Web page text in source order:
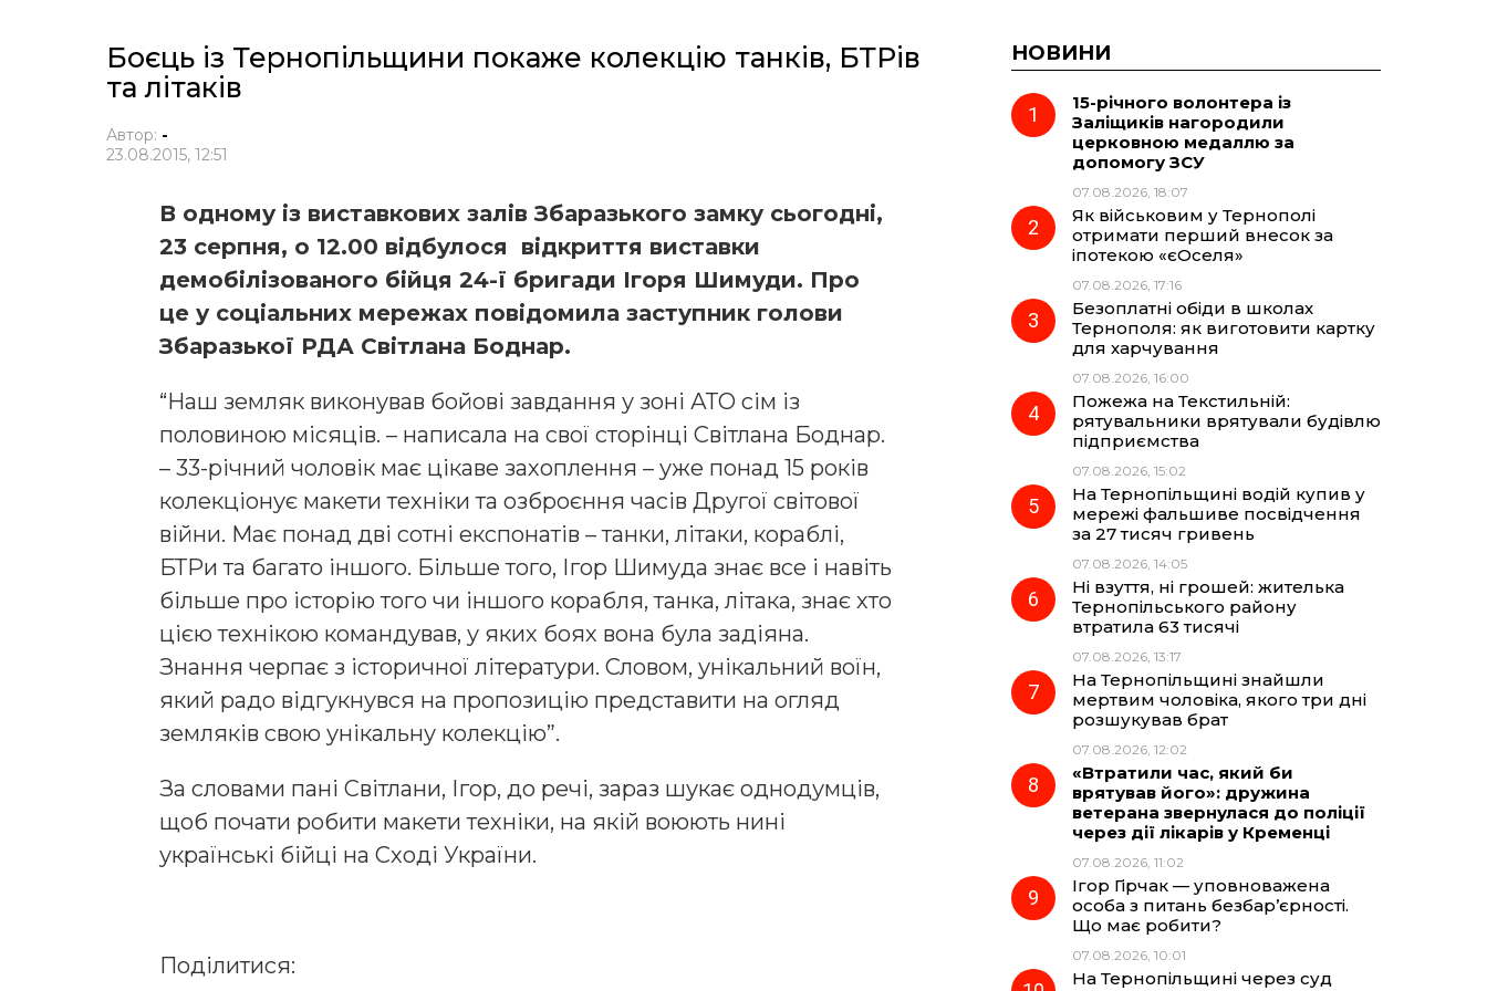
Боєць із Тернопільщини покаже колекцію танків, БТРів
та літаків
Автор: -
23.08.2015, 12:51
В одному із виставкових залів Збаразького замку сьогодні,
23 серпня, о 12.00 відбулося відкриття виставки
демобілізованого бійця 24-ї бригади Ігоря Шимуди. Про
це у соціальних мережах повідомила заступник голови
Збаразької РДА Світлана Боднар.
“Наш земляк виконував бойові завдання у зоні АТО сім із
половиною місяців. – написала на свої сторінці Світлана Боднар.
– 33-річний чоловік має цікаве захоплення – уже понад 15 років
колекціонує макети техніки та озброєння часів Другої світової
війни. Має понад дві сотні експонатів – танки, літаки, кораблі,
БТРи та багато іншого. Більше того, Ігор Шимуда знає все і навіть
більше про історію того чи іншого корабля, танка, літака, знає хто
цією технікою командував, у яких боях вона була задіяна.
Знання черпає з історичної літератури. Словом, унікальний воїн,
який радо відгукнувся на пропозицію представити на огляд
земляків свою унікальну колекцію”.
За словами пані Світлани, Ігор, до речі, зараз шукає однодумців,
щоб почати робити макети техніки, на якій воюють нині
українські бійці на Сході України.
Поділитися:
НОВИНИ
15-річного волонтера із
Заліщиків нагородили
церковною медаллю за
допомогу ЗСУ
07.08.2026, 18:07
Як військовим у Тернополі
отримати перший внесок за
іпотекою «єОселя»
07.08.2026, 17:16
Безоплатні обіди в школах
Тернополя: як виготовити картку
для харчування
07.08.2026, 16:00
Пожежа на Текстильній:
рятувальники врятували будівлю
підприємства
07.08.2026, 15:02
На Тернопільщині водій купив у
мережі фальшиве посвідчення
за 27 тисяч гривень
07.08.2026, 14:05
Ні взуття, ні грошей: жителька
Тернопільського району
втратила 63 тисячі
07.08.2026, 13:17
На Тернопільщині знайшли
мертвим чоловіка, якого три дні
розшукував брат
07.08.2026, 12:02
«Втратили час, який би
врятував його»: дружина
ветерана звернулася до поліції
через дії лікарів у Кременці
07.08.2026, 11:02
Ігор Гірчак — уповноважена
особа з питань безбар’єрності.
Що має робити?
07.08.2026, 10:01
На Тернопільщині через суд